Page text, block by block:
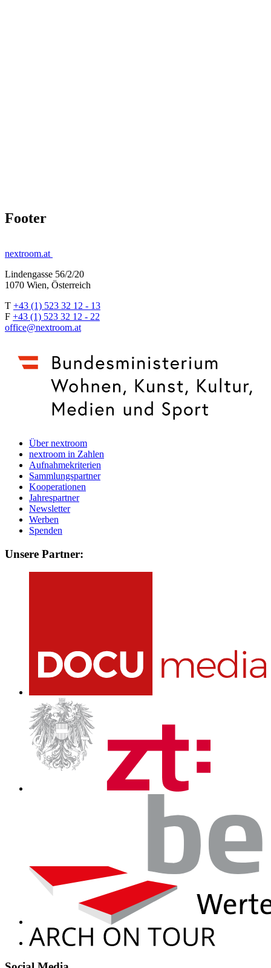
Footer
nextroom.at
Lindengasse 56/2/20
1070 Wien, Österreich
T +43 (1) 523 32 12 - 13
F +43 (1) 523 32 12 - 22
office@nextroom.at
Über nextroom
nextroom in Zahlen
Aufnahmekriterien
Sammlungspartner
Kooperationen
Jahrespartner
Newsletter
Werben
Spenden
Unsere Partner: